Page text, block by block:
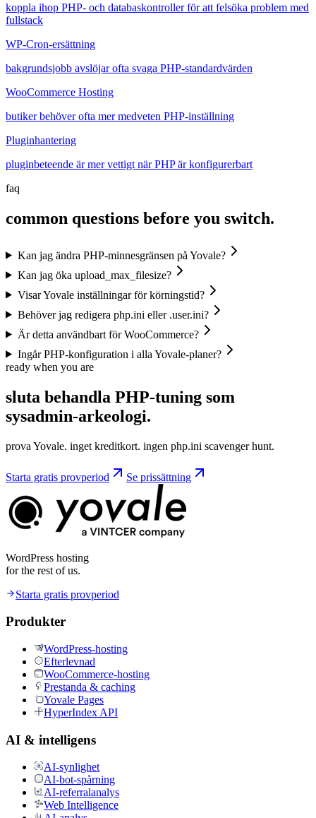
koppla ihop PHP- och databaskontroller för att felsöka problem med
fullstack
WP-Cron-ersättning
bakgrundsjobb avslöjar ofta svaga PHP-standardvärden
WooCommerce Hosting
butiker behöver ofta mer medveten PHP-inställning
Pluginhantering
pluginbeteende är mer vettigt när PHP är konfigurerbart
faq
common questions before you switch.
Kan jag ändra PHP-minnesgränsen på Yovale?
Kan jag öka upload_max_filesize?
Visar Yovale inställningar för körningstid?
Behöver jag redigera php.ini eller .user.ini?
Är detta användbart för WooCommerce?
Ingår PHP-konfiguration i alla Yovale-planer?
ready when you are
sluta behandla PHP-tuning som
sysadmin-arkeologi.
prova Yovale. inget kreditkort. ingen php.ini scavenger hunt.
Starta gratis provperiod Se prissättning
WordPress hosting
for the rest of us.
Starta gratis provperiod
Produkter
WordPress-hosting
Efterlevnad
WooCommerce-hosting
Prestanda & caching
Yovale Pages
HyperIndex API
AI & intelligens
AI-synlighet
AI-bot-spårning
AI-referralanalys
Web Intelligence